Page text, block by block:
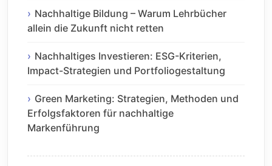
Nachhaltige Bildung – Warum Lehrbücher
allein die Zukunft nicht retten
Nachhaltiges Investieren: ESG-Kriterien,
Impact-Strategien und Portfoliogestaltung
Green Marketing: Strategien, Methoden und
Erfolgsfaktoren für nachhaltige
Markenführung